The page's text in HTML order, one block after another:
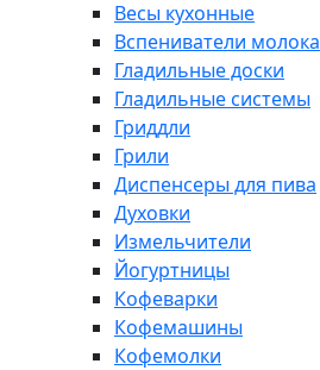
Весы кухонные
Вспениватели молока
Гладильные доски
Гладильные системы
Гриддли
Грили
Диспенсеры для пива
Духовки
Измельчители
Йогуртницы
Кофеварки
Кофемашины
Кофемолки